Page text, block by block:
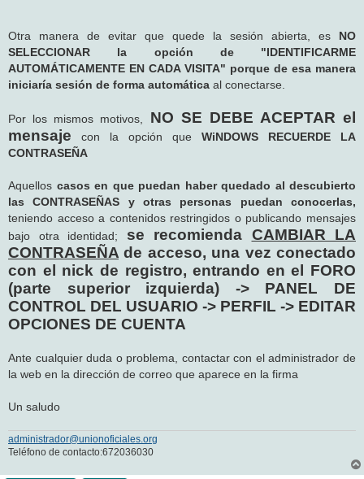
Otra manera de evitar que quede la sesión abierta, es NO
SELECCIONAR la opción de "IDENTIFICARME
AUTOMÁTICAMENTE EN CADA VISITA" porque de esa manera
iniciaría sesión de forma automática al conectarse.
Por los mismos motivos, NO SE DEBE ACEPTAR el
mensaje con la opción que WiNDOWS RECUERDE LA
CONTRASEÑA
Aquellos casos en que puedan haber quedado al descubierto
las CONTRASEÑAS y otras personas puedan conocerlas,
teniendo acceso a contenidos restringidos o publicando mensajes
bajo otra identidad; se recomienda CAMBIAR LA
CONTRASEÑA de acceso, una vez conectado
con el nick de registro, entrando en el FORO
(parte superior izquierda) -> PANEL DE
CONTROL DEL USUARIO -> PERFIL -> EDITAR
OPCIONES DE CUENTA
Ante cualquier duda o problema, contactar con el administrador de
la web en la dirección de correo que aparece en la firma
Un saludo
administrador@unionoficiales.org
Teléfono de contacto:672036030